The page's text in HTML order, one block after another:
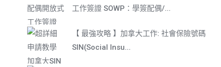
工作簽證 SOWP：學簽配偶/...
【 最強攻略 】加拿大工作: 社會保險號碼
SIN(Social Insu...